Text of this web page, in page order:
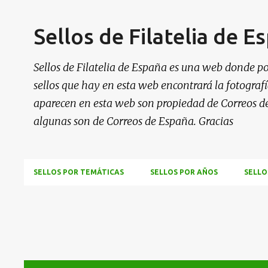
Sellos de Filatelia de
Sellos de Filatelia de España es una web donde
sellos que hay en esta web encontrará la
aparecen en esta web son propiedad de Correos
algunas son de Correos de España. Gracias
SELLOS POR TEMÁTICAS SELLOS POR AÑOS